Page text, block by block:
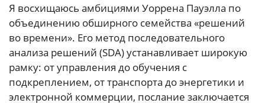
Я восхищаюсь амбициями Уоррена Пауэлла по
объединению обширного семейства «решений
во времени». Его метод последовательного
анализа решений (SDA) устанавливает широкую
рамку: от управления до обучения с
подкреплением, от транспорта до энергетики и
электронной коммерции, послание заключается